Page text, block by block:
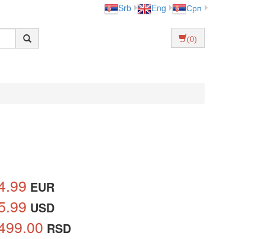
Srb Eng Срп
(0)
EUR
USD
RSD